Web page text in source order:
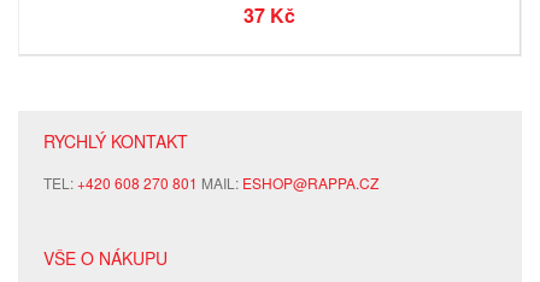
37 Kč
RYCHLÝ KONTAKT
TEL:+420 608 270 801 MAIL: ESHOP@RAPPA.CZ
VŠE O NÁKUPU